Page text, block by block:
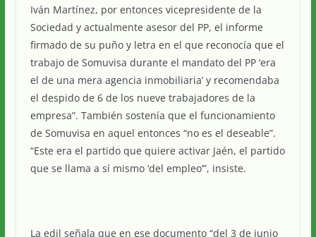
Iván Martínez, por entonces vicepresidente de la
Sociedad y actualmente asesor del PP, el informe
firmado de su puño y letra en el que reconocía que el
trabajo de Somuvisa durante el mandato del PP ‘era
el de una mera agencia inmobiliaria’ y recomendaba
el despido de 6 de los nueve trabajadores de la
empresa”. También sostenía que el funcionamiento
de Somuvisa en aquel entonces “no es el deseable”.
“Este era el partido que quiere activar Jaén, el partido
que se llama a sí mismo ‘del empleo’”, insiste.
La edil señala que en ese documento “del 3 de junio